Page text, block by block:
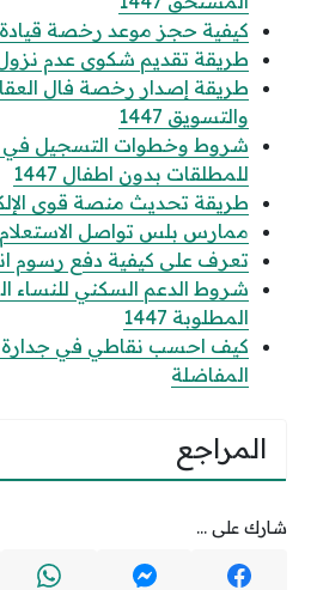
كيفية حجز موعد رخصة قيادة
طريقة تقديم شكوى عدم نزول
طريقة إصدار رخصة فال
والتسويق 1447
شروط وخطوات التسجيل في
للمطلقات بدون اطفال 1447
طريقة تحديث منصة قوى
ممارس بلس تواصل الاستعلام عن
تعرف على كيفية دفع رسوم انجاز
شروط الدعم السكني للنساء
المطلوبة 1447
المفاضلة
المراجع
شارك على ...